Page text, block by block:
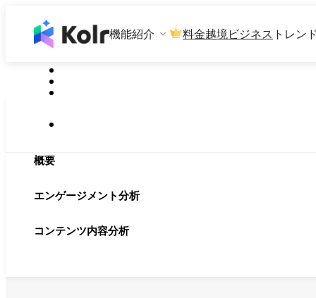
機能紹介 料金越境ビジネス トレン
概要
エンゲージメント分析
コンテンツ内容分析